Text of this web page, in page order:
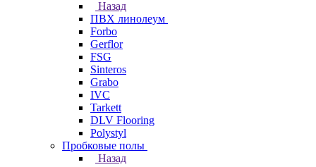
Назад
ПВХ линолеум
Forbo
Gerflor
FSG
Sinteros
Grabo
IVC
Tarkett
DLV Flooring
Polystyl
Пробковые полы
Назад